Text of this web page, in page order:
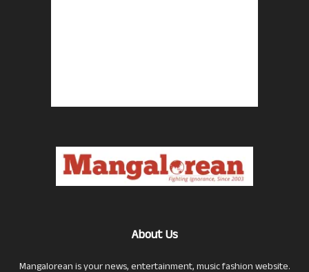
About Us
Mangalorean is your news, entertainment, music fashion website.